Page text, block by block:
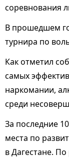
соревнования
В прошедшем
турнира по
Как отметил
самых
наркомании,
среди
За последние
места по
в Дагестане.